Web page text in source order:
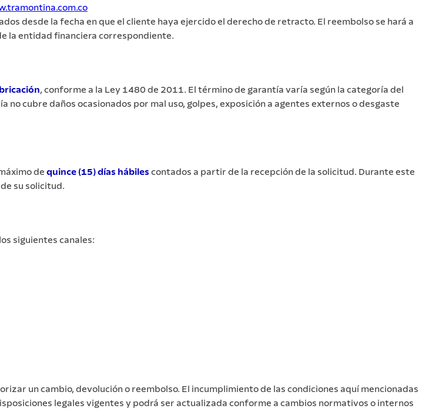
desde la fecha en que el cliente haya ejercido el derecho de retracto. El reembolso se hará a
la entidad financiera correspondiente.
, conforme a la Ley 1480 de 2011. El término de garantía varía según la categoría del
cubre daños ocasionados por mal uso, golpes, exposición a agentes externos o desgaste
de quince (15) días hábilescontados a partir de la recepción de la solicitud. Durante este
su solicitud.
siguientes canales:
un cambio, devolución o reembolso. El incumplimiento de las condiciones aquí mencionadas
legales vigentes y podrá ser actualizada conforme a cambios normativos o internos